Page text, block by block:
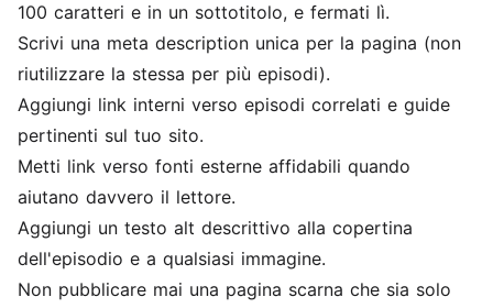
100 caratteri e in un sottotitolo, e fermati lì.
Scrivi una meta description unica per la pagina (non
riutilizzare la stessa per più episodi).
Aggiungi link interni verso episodi correlati e guide
pertinenti sul tuo sito.
Metti link verso fonti esterne affidabili quando
aiutano davvero il lettore.
Aggiungi un testo alt descrittivo alla copertina
dell'episodio e a qualsiasi immagine.
Non pubblicare mai una pagina scarna che sia solo